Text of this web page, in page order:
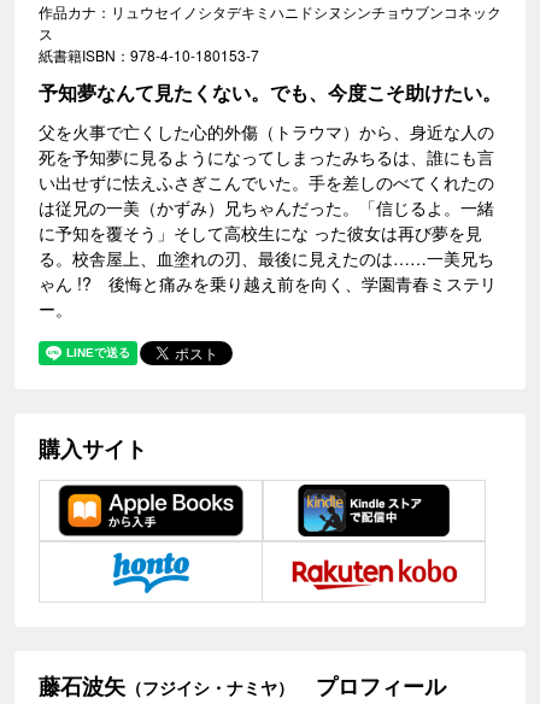
作品カナ：リュウセイノシタデキミハニドシヌシンチョウブンコネック
ス
紙書籍ISBN：978-4-10-180153-7
予知夢なんて見たくない。でも、今度こそ助けたい。
父を火事で亡くした心的外傷（トラウマ）から、身近な人の
死を予知夢に見るようになってしまったみちるは、誰にも言
い出せずに怯えふさぎこんでいた。手を差しのべてくれたの
は従兄の一美（かずみ）兄ちゃんだった。「信じるよ。一緒
に予知を覆そう」そして高校生にな った彼女は再び夢を見
る。校舎屋上、血塗れの刃、最後に見えたのは……一美兄ち
ゃん !? 後悔と痛みを乗り越え前を向く、学園青春ミステリ
ー。
購入サイト
藤石波矢 （フジイシ・ナミヤ） プロフィール